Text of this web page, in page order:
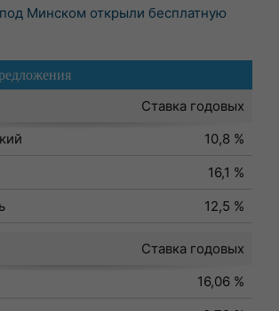
Минском открыли бесплатную
Ставка годовых
10,8 %
16,1 %
12,5 %
Ставка годовых
16,06 %